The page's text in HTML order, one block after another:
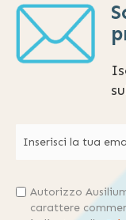
Autorizzo
carattere